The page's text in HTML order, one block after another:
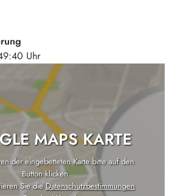
Uhr
MAPS KARTE
der eingebetteten Karte bitte auf den
Button klicken.
Sie dieDatenschutzbestimmungen